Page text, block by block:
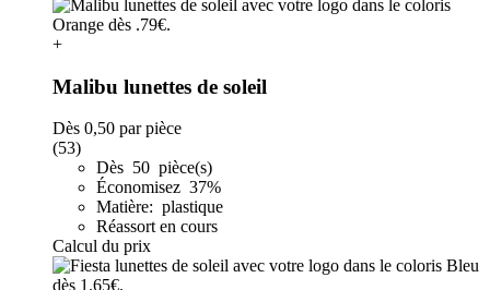
+
Malibu lunettes de soleil
Dès 0,50 par pièce
(53)
Dès 50 pièce(s)
Économisez 37%
Matière: plastique
Réassort en cours
Calcul du prix